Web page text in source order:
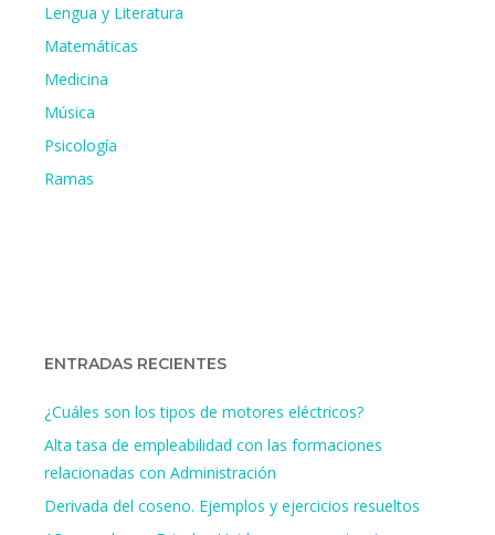
Lengua y Literatura
Matemáticas
Medicina
Música
Psicología
Ramas
ENTRADAS RECIENTES
¿Cuáles son los tipos de motores eléctricos?
Alta tasa de empleabilidad con las formaciones
relacionadas con Administración
Derivada del coseno. Ejemplos y ejercicios resueltos